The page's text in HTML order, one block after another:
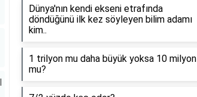
Dünya'nın kendi ekseni etrafında
döndüğünü ilk kez söyleyen bilim adamı
kim..
1 trilyon mu daha büyük yoksa 10 milyon
mu?